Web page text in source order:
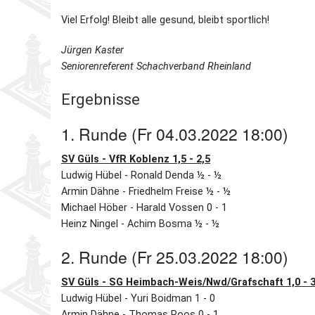
Viel Erfolg! Bleibt alle gesund, bleibt sportlich!
Jürgen Kaster
Seniorenreferent Schachverband Rheinland
Ergebnisse
1. Runde (Fr 04.03.2022 18:00)
SV Güls - VfR Koblenz 1,5 - 2,5
Ludwig Hübel - Ronald Denda ½ - ½
Armin Dähne - Friedhelm Freise ½ - ½
Michael Höber - Harald Vossen 0 - 1
Heinz Ningel - Achim Bosma ½ - ½
2. Runde (Fr 25.03.2022 18:00)
SV Güls - SG Heimbach-Weis/Nwd/Grafschaft 1,0 -
Ludwig Hübel - Yuri Boidman 1 - 0